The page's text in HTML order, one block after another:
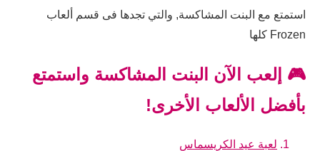
استمتع مع البنت المشاكسة, والتي تجدها فى قسم ألعاب
Frozen كلها
🎮 إلعب الآن البنت المشاكسة واستمتع
بأفضل الألعاب الأخرى!
لعبة عيد الكريسماس